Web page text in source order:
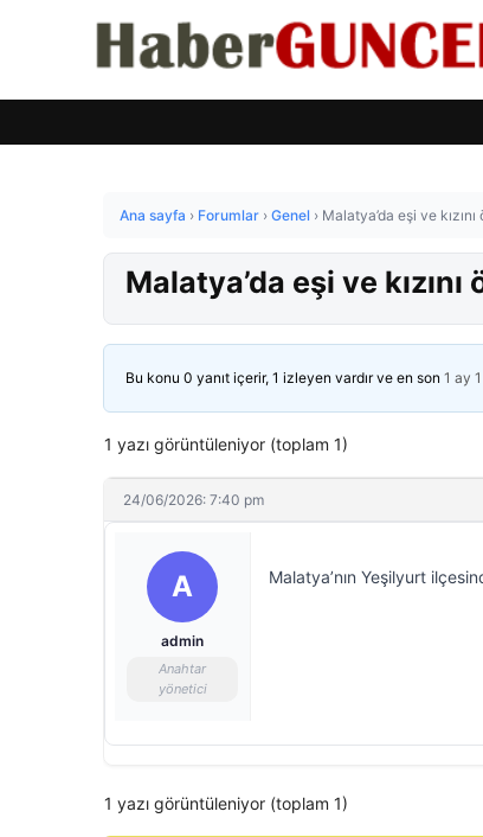
Ana sayfa › Forumlar › Genel › Malatya’da eşi ve
Malatya’da eşi ve
Bu konu 0 yanıt içerir, 1 izleyen vardır ve en son 1 ay
1 yazı görüntüleniyor (toplam 1)
24/06/2026: 7:40 pm
A
admin
Anahtar
yönetici
Malatya’nın Yeşilyurt
1 yazı görüntüleniyor (toplam 1)